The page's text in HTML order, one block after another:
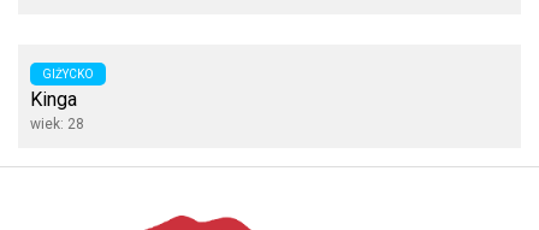
GIŻYCKO
Kinga
wiek: 28